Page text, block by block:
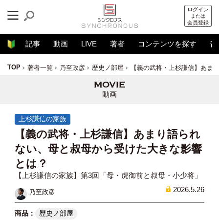
ログイン
または
会員登録
記事 動画 LIVE 著者 コンテンツを探す 音
TOP 著者一覧 乃至政彦 歴史ノ部屋 【義の武将・上杉謙信】あま
動画
上杉謙信の家族
【義の武将・上杉謙信】あまり語られ
ない、母と叔母から受けた大きな影響
とは？
【上杉謙信の家族】第3回「母・虎御前と叔母・小少将」
乃至政彦 2026.5.26
歴史ノ部屋